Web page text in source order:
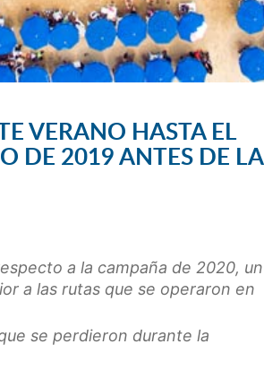
VERANO HASTA EL
DE 2019 ANTES DE LA
a la campaña de 2020, un
a las rutas que se operaron en
se perdieron durante la